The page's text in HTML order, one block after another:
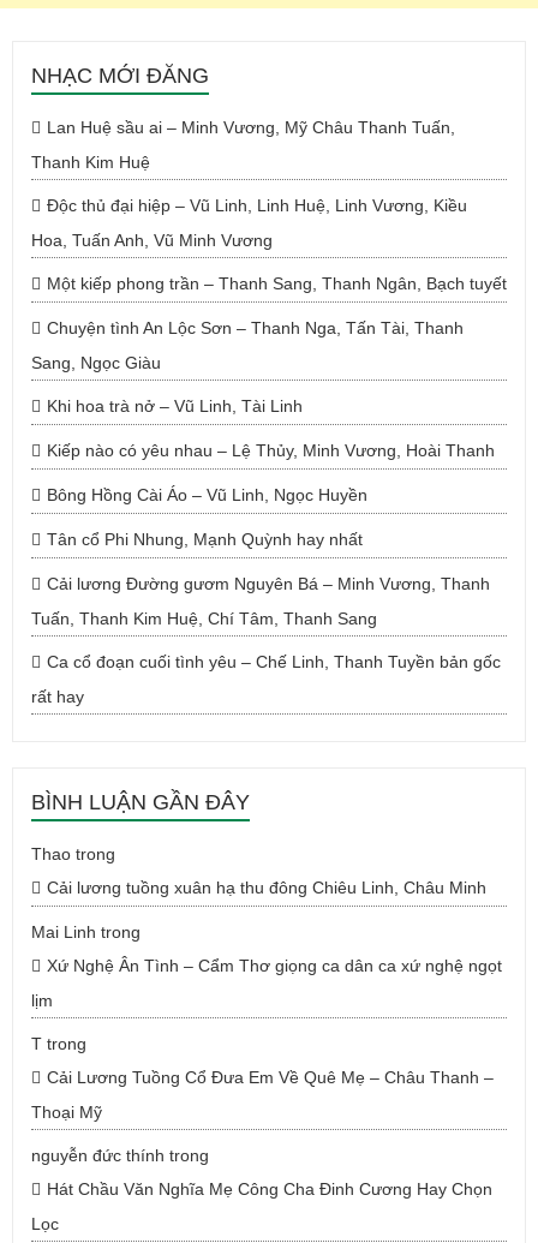
NHẠC MỚI ĐĂNG
Lan Huệ sầu ai – Minh Vương, Mỹ Châu Thanh Tuấn,
Thanh Kim Huệ
Độc thủ đại hiệp – Vũ Linh, Linh Huệ, Linh Vương, Kiều
Hoa, Tuấn Anh, Vũ Minh Vương
Một kiếp phong trần – Thanh Sang, Thanh Ngân, Bạch tuyết
Chuyện tình An Lộc Sơn – Thanh Nga, Tấn Tài, Thanh
Sang, Ngọc Giàu
Khi hoa trà nở – Vũ Linh, Tài Linh
Kiếp nào có yêu nhau – Lệ Thủy, Minh Vương, Hoài Thanh
Bông Hồng Cài Áo – Vũ Linh, Ngọc Huyền
Tân cổ Phi Nhung, Mạnh Quỳnh hay nhất
Cải lương Đường gươm Nguyên Bá – Minh Vương, Thanh
Tuấn, Thanh Kim Huệ, Chí Tâm, Thanh Sang
Ca cổ đoạn cuối tình yêu – Chế Linh, Thanh Tuyền bản gốc
rất hay
BÌNH LUẬN GẦN ĐÂY
Thao trong
Cải lương tuồng xuân hạ thu đông Chiêu Linh, Châu Minh
Mai Linh trong
Xứ Nghệ Ân Tình – Cẩm Thơ giọng ca dân ca xứ nghệ ngọt
lịm
T trong
Cải Lương Tuồng Cổ Đưa Em Về Quê Mẹ – Châu Thanh –
Thoại Mỹ
nguyễn đức thính trong
Hát Chầu Văn Nghĩa Mẹ Công Cha Đinh Cương Hay Chọn
Lọc